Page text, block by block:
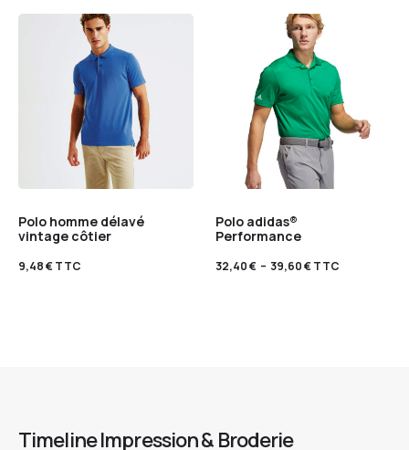
Polo homme délavé
vintage côtier
9,48€TTC
Polo adidas®
Performance
32,40€ – 39,60€TTC
Timeline Impression & Broderie